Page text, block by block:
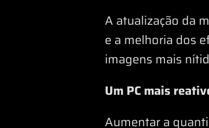
A atualização da
e a melhoria dos
imagens mais
Um PC mais
Aumentar a